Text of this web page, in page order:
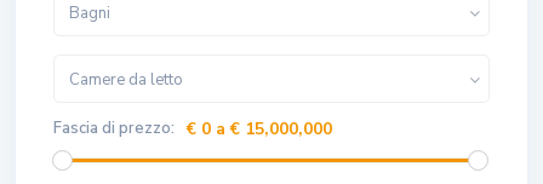
Bagni
Camere da letto
Fascia di prezzo: € 0 a € 15,000,000